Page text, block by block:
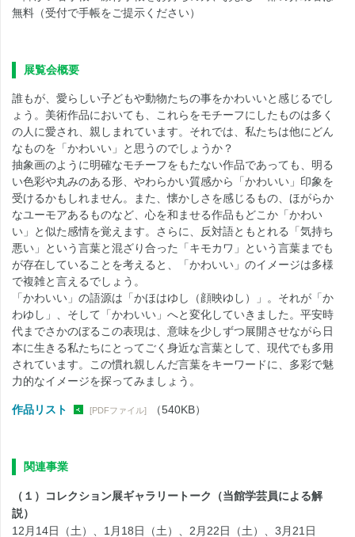
無料（受付で手帳をご提示ください）
展覧会概要
誰もが、愛らしい子どもや動物たちの事をかわいいと感じるでし
ょう。美術作品においても、これらをモチーフにしたものは多く
の人に愛され、親しまれています。それでは、私たちは他にどん
なものを「かわいい」と思うのでしょうか？
抽象画のように明確なモチーフをもたない作品であっても、明る
い色彩や丸みのある形、やわらかい質感から「かわいい」印象を
受けるかもしれません。また、懐かしさを感じるもの、ほがらか
なユーモアあるものなど、心を和ませる作品もどこか「かわい
い」と似た感情を覚えます。さらに、反対語ともとれる「気持ち
悪い」という言葉と混ざり合った「キモカワ」という言葉までも
が存在していることを考えると、「かわいい」のイメージは多様
で複雑と言えるでしょう。
「かわいい」の語源は「かほはゆし（顔映ゆし）」。それが「か
わゆし」、そして「かわいい」へと変化していきました。平安時
代までさかのぼるこの表現は、意味を少しずつ展開させながら日
本に生きる私たちにとってごく身近な言葉として、現代でも多用
されています。この慣れ親しんだ言葉をキーワードに、多彩で魅
力的なイメージを探ってみましょう。
作品リスト [PDFファイル] （540KB）
関連事業
（１）コレクション展ギャラリートーク（当館学芸員による解
説）
12月14日（土）、1月18日（土）、2月22日（土）、3月21日